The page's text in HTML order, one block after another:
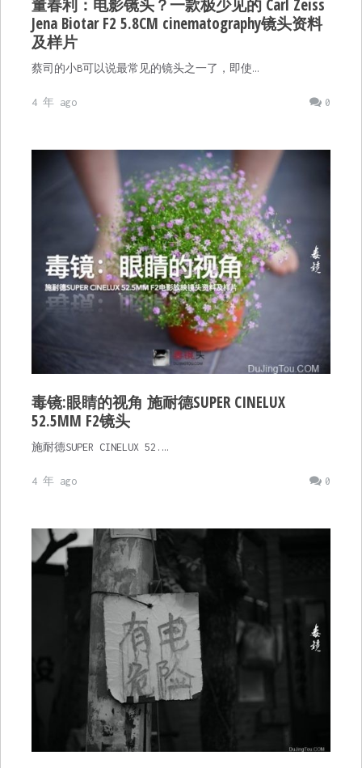
董春利：电影镜头？一款极少见的 Carl Zeiss
Jena Biotar F2 5.8CM cinematography镜头资料
及样片
蔡司的小B可以说最常见的镜头之一了，即使…
0
4 年 ago
毒镜:眼睛的视⻆ 施耐德SUPER CINELUX
52.5MM F2镜头
施耐德SUPER CINELUX 52.…
0
4 年 ago